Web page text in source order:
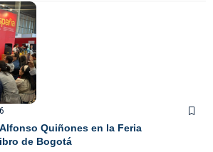
Quiñones en la Feria
de Bogotá